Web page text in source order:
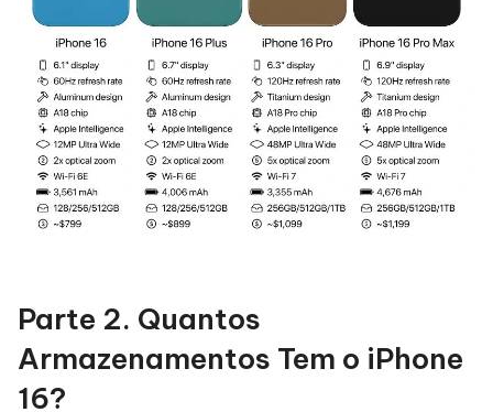
Parte 2. Quantos
Armazenamentos Tem o iPhone
16?